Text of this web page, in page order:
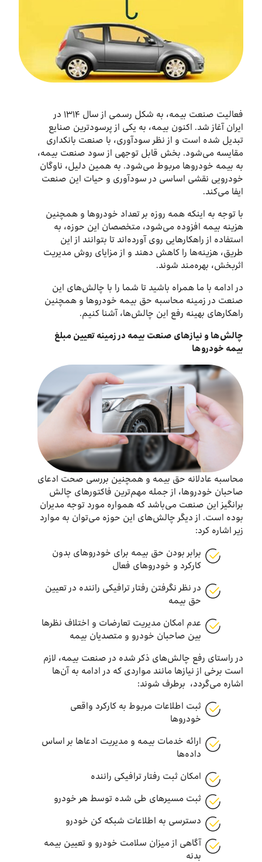
بازارگاه ایرانسل
ترابرد به ایرانسل
EN
فعالیت صنعت بیمه، به شکل رسمی‌ از سال ۱۳۱۴ در
ایران آغاز شد. اکنون بیمه، به یکی از پر‌سودترین صنایع
تبدیل شده است و از نظر سودآوری، با صنعت بانکداری
مقایسه می‌شود. بخش قابل توجهی از سود صنعت بیمه،
به بیمه خودروها مربوط می‌شود. به همین دلیل، ناوگان
خودرویی نقشی اساسی در سودآوری و حیات این صنعت
ایفا می‌کند.
با توجه به اینکه همه روزه بر تعداد خودروها و همچنین
هزینه‌ بیمه افزوده می‌شود، متخصصان این حوزه، به
استفاده از راهکارهایی روی آورده‌اند تا بتوانند از این
طریق، هزینه‌ها را کاهش دهند و از مزایای روش‌ مدیریت
اثربخش، بهره‌مند شوند.
در ادامه با ما همراه باشید تا شما را با چالش‌های این
صنعت در زمینه محاسبه حق بیمه خودروها و همچنین
راهکارهای بهینه رفع این چالش‌ها، آشنا کنیم.
چالش‌ها و نیازهای صنعت بیمه در زمینه تعیین مبلغ
بیمه خودروها
محاسبه عادلانه حق بیمه و همچنین بررسی صحت ادعای
صاحبان خودروها، از جمله مهم‌ترین فاکتورهای چالش
برانگیز این صنعت می‌باشد که همواره مورد توجه مدیران
بوده است. از دیگر چالش‌های این حوزه می‌توان به موارد
زیر اشاره کرد:
برابر بودن حق بیمه برای خودروهای بدون
کارکرد و خودروهای فعال
در نظر نگرفتن رفتار ترافیکی راننده در تعیین
حق بیمه
عدم امکان مدیریت تعارضات و اختلاف نظرها
بین صاحبان خودرو و متصدیان بیمه
در راستای رفع چالش‌های ذکر شده در صنعت بیمه، لازم
است برخی از نیازها مانند مواردی که در ادامه به آن‌ها
اشاره می‌گردد، برطرف شوند:
ثبت اطلاعات مربوط به کارکرد واقعی
خودروها
ارائه خدمات بیمه و مدیریت ادعاها بر اساس
داده‌ها
امکان ثبت رفتار ترافیکی راننده
ثبت مسیرهای طی شده توسط هر خودرو
دسترسی به اطلاعات شبکه کن خودرو
آگاهی از میزان سلامت خودرو و تعیین بیمه
بدنه